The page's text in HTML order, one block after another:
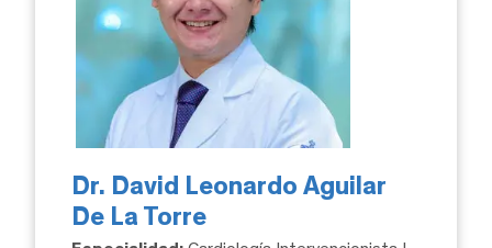
Dr. David Leonardo Aguilar
De La Torre